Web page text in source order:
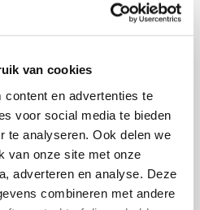
van cookies
en advertenties te
voor social media te bieden
te analyseren. Ook delen we
van onze site met onze
adverteren en analyse. Deze
combineren met andere
waar u naar beneden
daar in het hart van de
om vervolgens met een
bramen weg met
zodat u zich niet
randen.
achterkant van de goot.